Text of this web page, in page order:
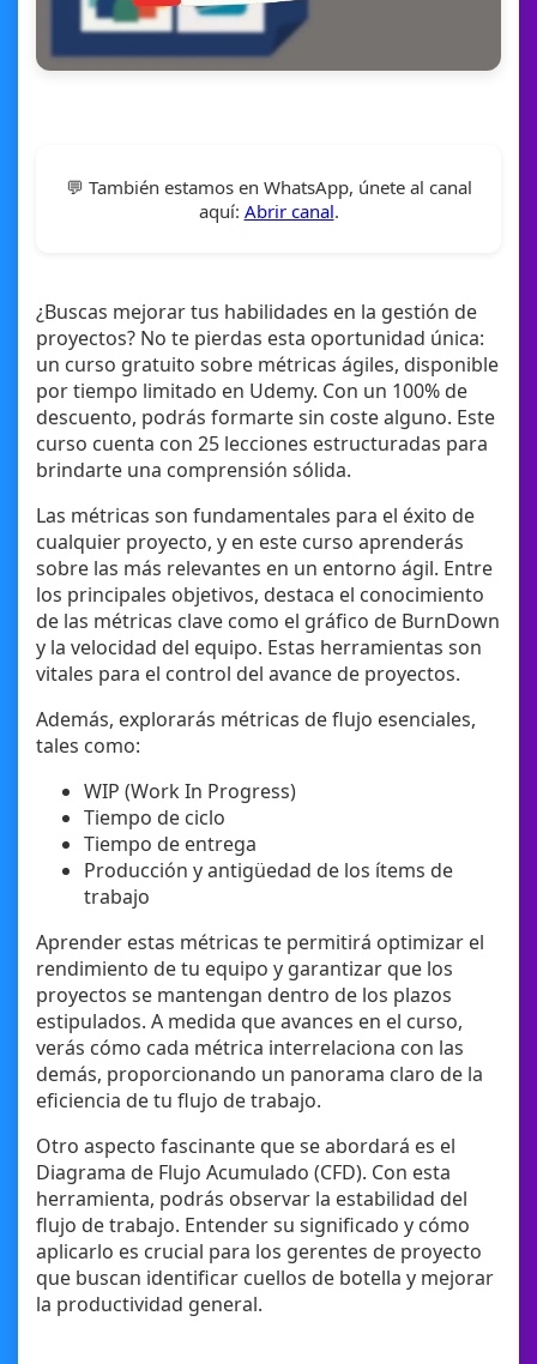
💬 También estamos en WhatsApp, únete al canal
aquí: Abrir canal.
¿Buscas mejorar tus habilidades en la gestión de
proyectos? No te pierdas esta oportunidad única:
un curso gratuito sobre métricas ágiles, disponible
por tiempo limitado en Udemy. Con un 100% de
descuento, podrás formarte sin coste alguno. Este
curso cuenta con 25 lecciones estructuradas para
brindarte una comprensión sólida.
Las métricas son fundamentales para el éxito de
cualquier proyecto, y en este curso aprenderás
sobre las más relevantes en un entorno ágil. Entre
los principales objetivos, destaca el conocimiento
de las métricas clave como el gráfico de BurnDown
y la velocidad del equipo. Estas herramientas son
vitales para el control del avance de proyectos.
Además, explorarás métricas de flujo esenciales,
tales como:
WIP (Work In Progress)
Tiempo de ciclo
Tiempo de entrega
Producción y antigüedad de los ítems de
trabajo
Aprender estas métricas te permitirá optimizar el
rendimiento de tu equipo y garantizar que los
proyectos se mantengan dentro de los plazos
estipulados. A medida que avances en el curso,
verás cómo cada métrica interrelaciona con las
demás, proporcionando un panorama claro de la
eficiencia de tu flujo de trabajo.
Otro aspecto fascinante que se abordará es el
Diagrama de Flujo Acumulado (CFD). Con esta
herramienta, podrás observar la estabilidad del
flujo de trabajo. Entender su significado y cómo
aplicarlo es crucial para los gerentes de proyecto
que buscan identificar cuellos de botella y mejorar
la productividad general.